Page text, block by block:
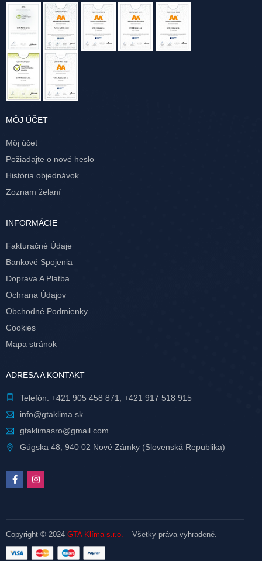
MÔJ ÚČET
Môj účet
Požiadajte o nové heslo
História objednávok
Zoznam želaní
INFORMÁCIE
Fakturačné Údaje
Bankové Spojenia
Doprava A Platba
Ochrana Údajov
Obchodné Podmienky
Cookies
Mapa stránok
ADRESA A KONTAKT
Telefón: +421 905 458 871
+421 917 518 915
info@gtaklima.sk
gtaklimasro@gmail.com
Gúgska 48, 940 02 Nové Zámky (Slovenská Republika)
Copyright © 2024 GTA Klíma s.r.o. – Všetky práva vyhradené.